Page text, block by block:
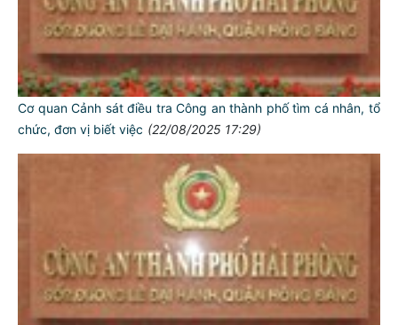
Cơ quan Cảnh sát điều tra Công an thành phố tìm cá nhân, tổ
chức, đơn vị biết việc (22/08/2025 17:29)